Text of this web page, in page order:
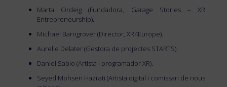
Marta Ordeig (Fundadora, Garage Stories – XR
Entrepreneurship).
Michael Barngrover (Director, XR4Europe).
Aurelie Delater (Gestora de projectes STARTS).
Daniel Sabio (Artista i programador XR).
Seyed Mohsen Hazrati (Artista digital i comissari de nous